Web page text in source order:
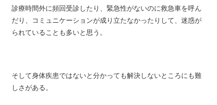
診療時間外に頻回受診したり、緊急性がないのに救急車を呼ん
だり、コミュニケーションが成り立たなかったりして、迷惑が
られていることも多いと思う。
そして身体疾患ではないと分かっても解決しないところにも難
しさがある。